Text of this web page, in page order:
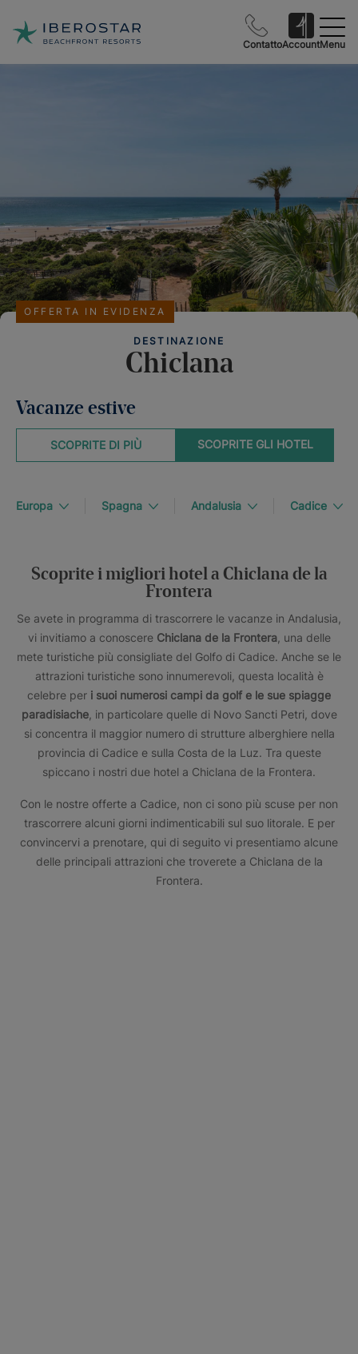
ContattoAccountMenu
DESTINAZIONE
Chiclana
OFFERTA IN EVIDENZA
Vacanze estive
SCOPRITE GLI HOTEL
SCOPRITE DI PIÙ
Europa Spagna Andalusia Cadice
Scoprite i migliori hotel a Chiclana de la
Frontera
Se avete in programma di trascorrere le vacanze in Andalusia,
vi invitiamo a conoscere Chiclana de la Frontera, una delle
mete turistiche più consigliate del Golfo di Cadice. Anche se le
attrazioni turistiche sono innumerevoli, questa località è
celebre per i suoi numerosi campi da golf e le sue spiagge
paradisiache, in particolare quelle di Novo Sancti Petri, dove
si concentra il maggior numero di strutture alberghiere nella
provincia di Cadice e sulla Costa de la Luz. Tra queste
spiccano i nostri due hotel a Chiclana de la Frontera.
Con le nostre offerte a Cadice, non ci sono più scuse per non
trascorrere alcuni giorni indimenticabili sul suo litorale. E per
convincervi a prenotare, qui di seguito vi presentiamo alcune
delle principali attrazioni che troverete a Chiclana de la
Frontera.